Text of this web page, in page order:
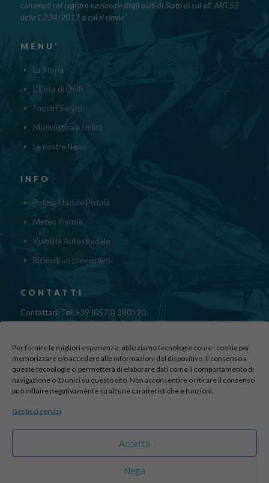
Per fornire le migliori esperienze, utilizziamo tecnologie come i cookie per
memorizzare e/o accedere alle informazioni del dispositivo. Il consenso a
queste tecnologie ci permetterà di elaborare dati come il comportamento di
navigazione o ID unici su questo sito. Non acconsentire o ritirare il consenso
può influire negativamente su alcune caratteristiche e funzioni.
Gestisci servizi
Accetta
Nega
contenuti nel registro nazionale degli aiuti di Stato di cui all’ ART.52
della L.234/2012 a cui si rinvia“
MENU’
La Storia
L' Etica di Dolfi
I nostri Servizi
Modulistica e Utilità
Le nostre News
INFO
Polizia Stadale Pistoia
Meteo Pistoia
Viabilità Autostradale
Richiedi un preventivo
CONTATTI
Contattaci: Tel: +39 (0573) 380120
Fax: 39 (0573) 985420
Via di Canapale, 10
51100 PISTOIA
Find us here:
sito realizzato da